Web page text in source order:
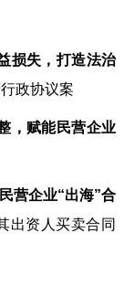
损失，打造法治
政协议案
，赋能民营企业
营企业“出海”合
资人买卖合同